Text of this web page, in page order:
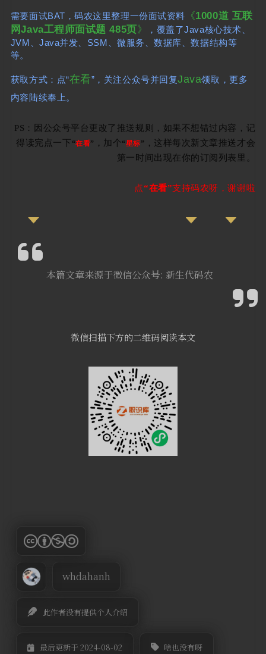
需要面试BAT，码农这里整理一份面试资料 《1000道 互联
网Java工程师面试题 485页 》
，覆盖了Java核心技术、
JVM、Java并发、SSM、微服务、数据库、数据结构等
等。
获取方式：点“在看”，关注公众号并回复Java领取，更多
内容陆续奉上。
PS：因公众号平台更改了推送规则，如果不想错过内容，记
得读完点一下 “在看” ，加个“星标”
，这样每次新文章推送才会
第一时间出现在你的订阅列表里。
点“在看”支持码农呀，谢谢啦
本篇文章来源于微信公众号: 新生代码农
微信扫描下方的二维码阅读本文
whdahanh
此作者没有提供个人介绍
最后更新于 2024-08-02 啥也没有呀